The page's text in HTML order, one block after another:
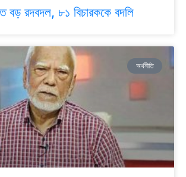
বড় রদবদল, ৮১ বিচারককে বদলি
অর্থনীতি